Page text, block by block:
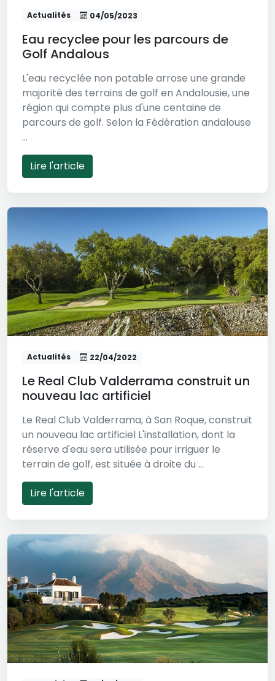
Actualités 04/05/2023
Eau recyclee pour les parcours de
Golf Andalous
L'eau recyclée non potable arrose une grande
majorité des terrains de golf en Andalousie, une
région qui compte plus d'une centaine de
parcours de golf. Selon la Fédération andalouse
...
Lire l'article
Actualités 22/04/2022
Le Real Club Valderrama construit un
nouveau lac artificiel
Le Real Club Valderrama, à San Roque, construit
un nouveau lac artificiel L'installation, dont la
réserve d'eau sera utilisée pour irriguer le
terrain de golf, est située à droite du ...
Lire l'article